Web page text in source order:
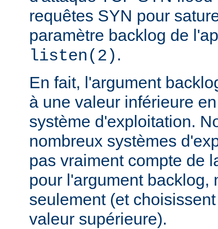
requêtes SYN pour
paramètre backlog de
listen(2) .
En fait, l'argument
à une valeur inférieure
système d'exploitation.
nombreux systèmes
pas vraiment compte de
pour l'argument backlog,
seulement (et
valeur supérieure).